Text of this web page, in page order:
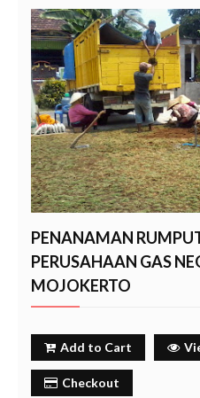
PENANAMAN
PERUSAHAAN GAS
MOJOKERTO
Add to Cart
Checkout